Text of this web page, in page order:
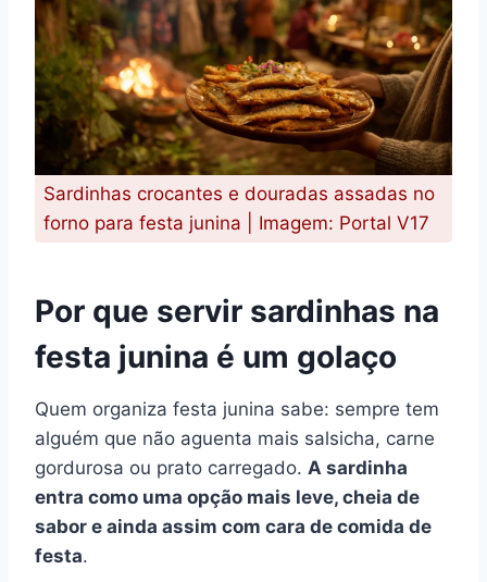
Sardinhas crocantes e douradas assadas no
forno para festa junina | Imagem: Portal V17
Por que servir sardinhas na
festa junina é um golaço
Quem organiza festa junina sabe: sempre tem
alguém que não aguenta mais salsicha, carne
gordurosa ou prato carregado. A sardinha
entra como uma opção mais leve, cheia de
sabor e ainda assim com cara de comida de
festa.